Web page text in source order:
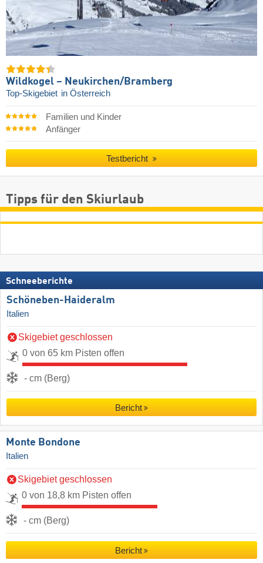
Wildkogel – Neukirchen/​Bramberg
Top-Skigebiet in Österreich
Familien und Kinder
Anfänger
Testbericht
Tipps für den Skiurlaub
Schneeberichte
Schöneben-Haideralm
Italien
Skigebiet geschlossen
0 von 65 km Pisten offen
- cm (Berg)
Bericht
Monte Bondone
Italien
Skigebiet geschlossen
0 von 18,8 km Pisten offen
- cm (Berg)
Bericht